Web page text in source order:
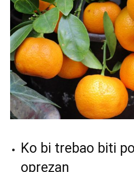
Ko bi trebao biti
oprezan